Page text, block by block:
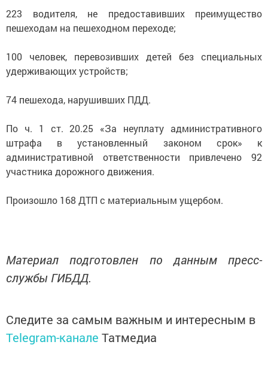
223 водителя, не предоставивших преимущество
пешеходам на пешеходном переходе;
100 человек, перевозивших детей без специальных
удерживающих устройств;
74 пешехода, нарушивших ПДД.
По ч. 1 ст. 20.25 «За неуплату административного
штрафа в установленный законом срок» к
административной ответственности привлечено 92
участника дорожного движения.
Произошло 168 ДТП с материальным ущербом.
Материал подготовлен по данным пресс-
службы ГИБДД.
Следите за самым важным и интересным в
Telegram-канале Татмедиа